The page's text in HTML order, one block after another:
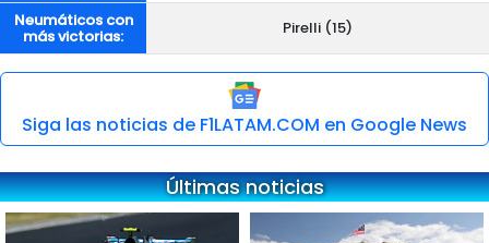
Neumáticos con
más victorias: Pirelli (15)
Siga las noticias de F1LATAM.COM en Google News
Últimas noticias